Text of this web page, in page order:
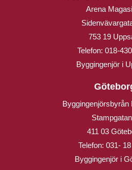
Arena
753 19
Telefon: 018-
Byggingenjör i
Byggingenjörsbyrån
411 03
Telefon: 031-
Byggingenjör i